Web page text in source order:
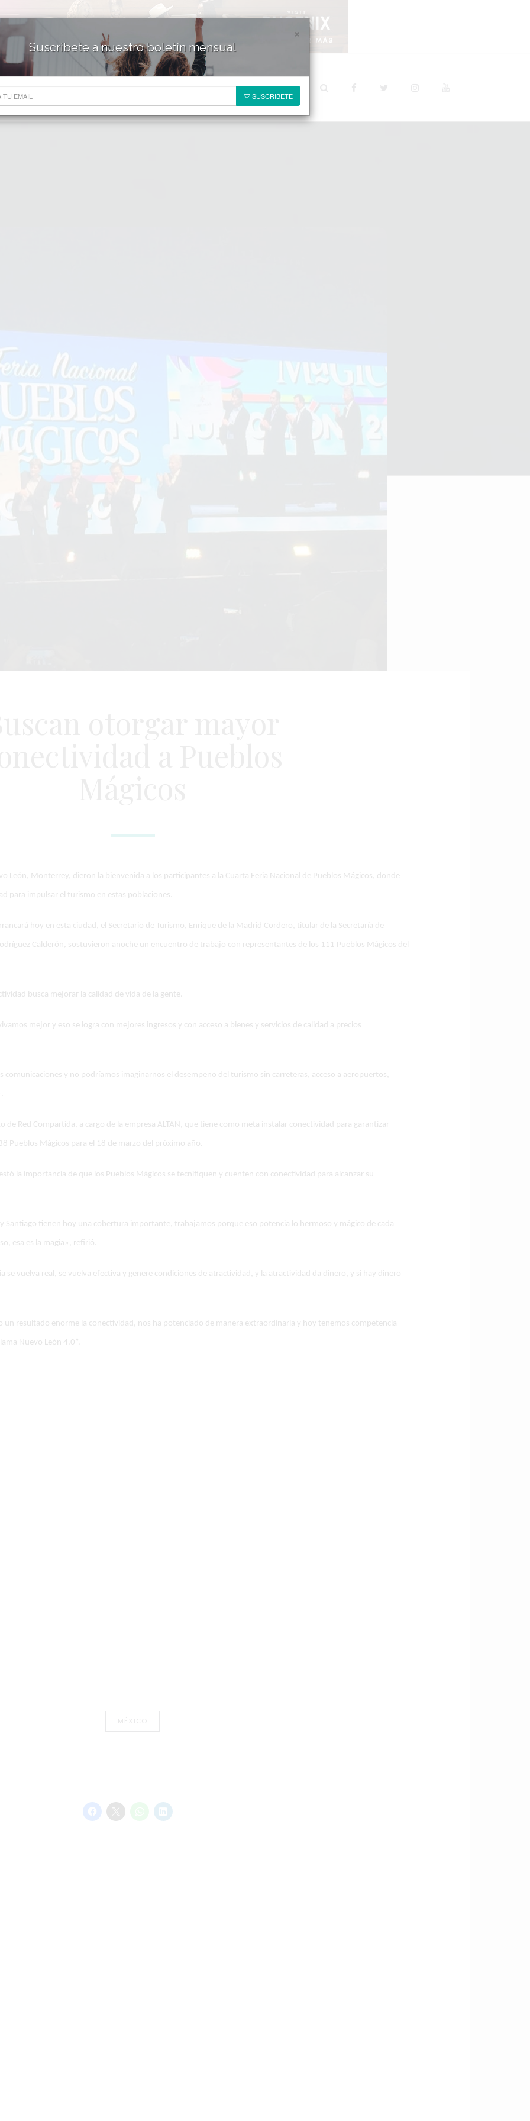
HOTELES & RESORTS DESTINOS
×
Suscribete a nuestro boletín mensual
SUSCRIBETE
León, Monterrey, dieron la bienvenida a los participantes a la Cuarta Feria Nacional de Pueblos Mágicos, donde
para impulsar el turismo en estas poblaciones.
hoy en esta ciudad, el Secretario de Turismo, Enrique de la Madrid Cordero, titular de la Secretaría de
Calderón, sostuvieron anoche un encuentro de trabajo con representantes de los 111 Pueblos Mágicos del
busca mejorar la calidad de vida de la gente.
mejor y eso se logra con mejores ingresos y con acceso a bienes y servicios de calidad a precios
y no podríamos imaginarnos el desempeño del turismo sin carreteras, acceso a aeropuertos,
Red Compartida, a cargo de la empresa ALTAN, que tiene como meta instalar conectividad para garantizar
Pueblos Mágicos para el 18 de marzo del próximo año.
la importancia de que los Pueblos Mágicos se tecnifiquen y cuenten con conectividad para alcanzar su
Santiago tienen hoy una cobertura importante, trabajamos porque eso potencia lo hermoso y mágico de cada
esa es la magia», refirió.
se vuelva real, se vuelva efectiva y genere condiciones de atractividad, y la atractividad da dinero, y si hay dinero
un resultado enorme la conectividad, nos ha potenciado de manera extraordinaria y hoy tenemos competencia
Nuevo León 4.0”.